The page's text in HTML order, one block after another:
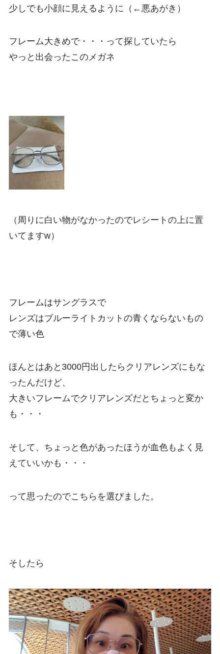
少しでも小顔に見えるように（←悪あがき）
フレーム大きめで・・・って探していたら
やっと出会ったこのメガネ
（周りに白い物がなかったのでレシートの上に置
いてますw）
フレームはサングラスで
レンズはブルーライトカットの青くならないもの
で薄い色
ほんとはあと3000円出したらクリアレンズにもな
ったんだけど、
大きいフレームでクリアレンズだとちょっと変か
も・・・
そして、ちょっと色があったほうが血色もよく見
えていいかも・・・
って思ったのでこちらを選びました。
そしたら